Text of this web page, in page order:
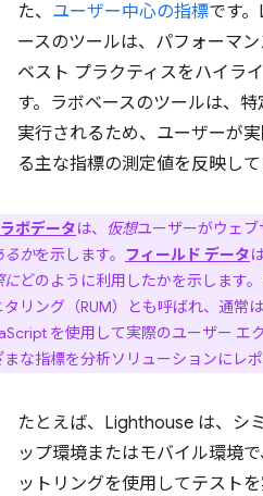
た、 ユーザー中心の指標です
ースのツールは、パフォーマ
ベスト プラクティスをハイラ
す。ラボベースのツールは、
実行されるため、ユーザーが
る主な指標の測定値を反映し
ラボデータは、 仮想ユーザーがウェ
るかを示します。 フィールド データ
にどのように利用したかを示します
タリング（RUM）とも呼ばれ、通常
を使用して実際のユーザー エ
まな指標を分析ソリューションにレ
たとえば、Lighthouse は、シ
ップ環境またはモバイル環境
ットリングを使用してテスト